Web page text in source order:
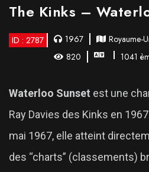
The Kinks –
ID : 2787 1967 Royaume-
820
1041
Waterloo Sunset est une
Ray Davies des Kinks en
mai 1967, elle atteint
des “charts” (classements)